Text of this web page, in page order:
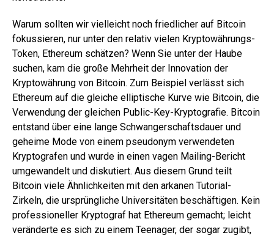
Warum sollten wir vielleicht noch friedlicher auf Bitcoin
fokussieren, nur unter den relativ vielen Kryptowährungs-
Token, Ethereum schätzen? Wenn Sie unter der Haube
suchen, kam die große Mehrheit der Innovation der
Kryptowährung von Bitcoin. Zum Beispiel verlässt sich
Ethereum auf die gleiche elliptische Kurve wie Bitcoin, die
Verwendung der gleichen Public-Key-Kryptografie. Bitcoin
entstand über eine lange Schwangerschaftsdauer und
geheime Mode von einem pseudonym verwendeten
Kryptografen und wurde in einen vagen Mailing-Bericht
umgewandelt und diskutiert. Aus diesem Grund teilt
Bitcoin viele Ähnlichkeiten mit den arkanen Tutorial-
Zirkeln, die ursprüngliche Universitäten beschäftigen. Kein
professioneller Kryptograf hat Ethereum gemacht; leicht
veränderte es sich zu einem Teenager, der sogar zugibt,